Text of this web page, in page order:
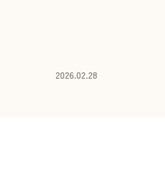
2026.02.28